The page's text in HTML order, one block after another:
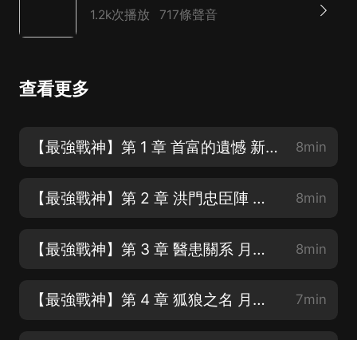
1.2k次播放 717條聲音
查看更多
【最強戰神】第 1 章 首富的遺憾 新書上架！福利多多 8min
【最強戰神】第 2 章 洪門忠臣陣 月票 訂閱 轉發 五星好評 8min
【最強戰神】第 3 章 醫患關系 月票 訂閱 轉發 五星好評 8min
【最強戰神】第 4 章 狐狼之名 月票 訂閱 轉發 五星好評 7min